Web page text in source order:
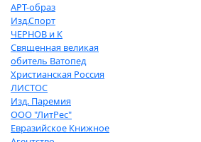
АРТ-образ
Изд.Спорт
ЧЕРНОВ и К
Священная великая
обитель Ватопед
Христианская Россия
ЛИСТОС
Изд. Паремия
ООО "ЛитРес"
Евразийское Книжное